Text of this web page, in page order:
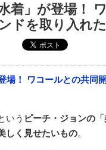
着」が登場！
ドを取り入れ
いう ピーチ・ジョンの「
しく見せたいもの。